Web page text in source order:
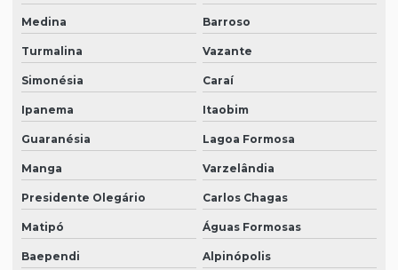
Medina Barroso
Turmalina Vazante
Simonésia Caraí
Ipanema Itaobim
Guaranésia Lagoa Formosa
Manga Varzelândia
Presidente Olegário Carlos Chagas
Matipó Águas Formosas
Baependi Alpinópolis